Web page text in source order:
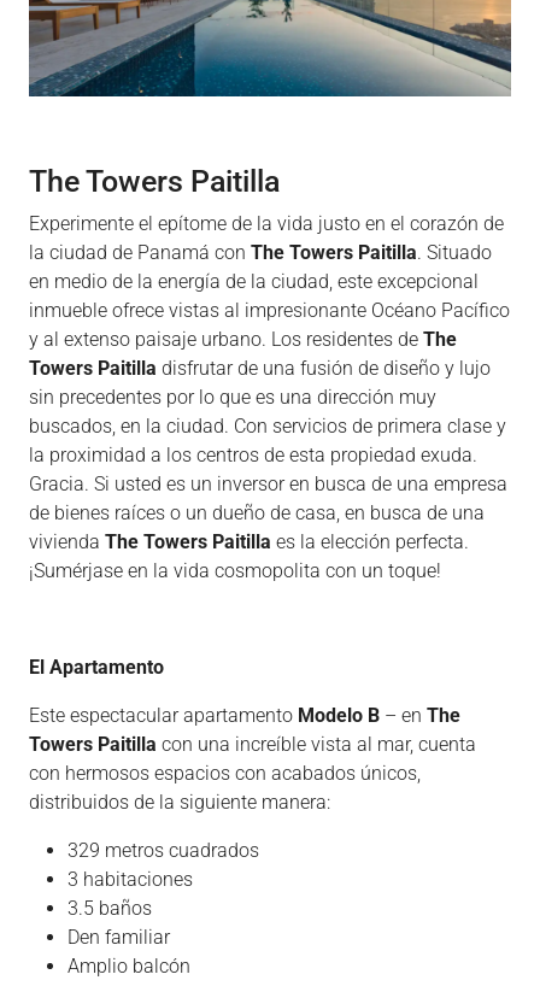
The Towers Paitilla
Experimente el epítome de la vida justo en el corazón de
la ciudad de Panamá con The Towers Paitilla. Situado
en medio de la energía de la ciudad, este excepcional
inmueble ofrece vistas al impresionante Océano Pacífico
y al extenso paisaje urbano. Los residentes de The
Towers Paitilla disfrutar de una fusión de diseño y lujo
sin precedentes por lo que es una dirección muy
buscados, en la ciudad. Con servicios de primera clase y
la proximidad a los centros de esta propiedad exuda.
Gracia. Si usted es un inversor en busca de una empresa
de bienes raíces o un dueño de casa, en busca de una
vivienda The Towers Paitilla es la elección perfecta.
¡Sumérjase en la vida cosmopolita con un toque!
El Apartamento
Este espectacular apartamento Modelo B – en The
Towers Paitilla con una increíble vista al mar, cuenta
con hermosos espacios con acabados únicos,
distribuidos de la siguiente manera:
329 metros cuadrados
3 habitaciones
3.5 baños
Den familiar
Amplio balcón